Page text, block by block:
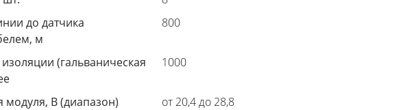
до датчика
м
800
(гальваническая
1000
В (диапазон)
от 20,4 до 28,8